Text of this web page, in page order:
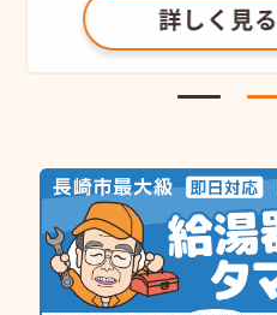
詳しく見る